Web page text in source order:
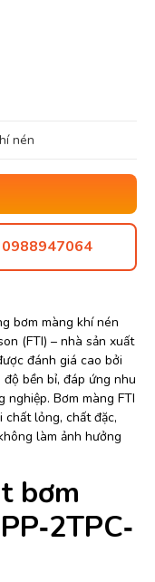
nén
0988947064
bơm màng khí nén
(FTI) – nhà sản xuất
đánh giá cao bởi
độ bền bỉ, đáp ứng nhu
Bơm màng FTI
chất lỏng, chất đặc,
làm ảnh hưởng
bơm